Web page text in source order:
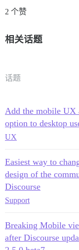
2 个赞
相关话题
话题
Add the mobile UX
option to desktop
UX
Easiest way to
design of the
Discourse
Support
Breaking Mobile
after Discourse